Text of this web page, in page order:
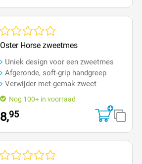
Oster Horse zweetmes
Uniek design voor een zweetmes
Afgeronde, soft-grip handgreep
Verwijder met gemak zweet
Nog 100+ in voorraad
8,95